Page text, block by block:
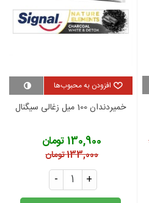
افزودن به محبوب‌ها
خمیردندان 100 میل زغالی سیگنال
130,900 تومان
133,000 تومان
- +